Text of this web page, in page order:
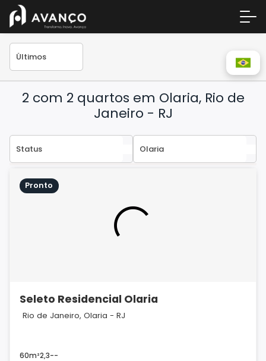
2 com 2 quartos em Olaria, Rio de
Janeiro - RJ
Pronto
Seleto Residencial Olaria
Rio de Janeiro, Olaria - RJ
60m²2,3--